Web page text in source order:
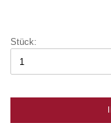
Stück: